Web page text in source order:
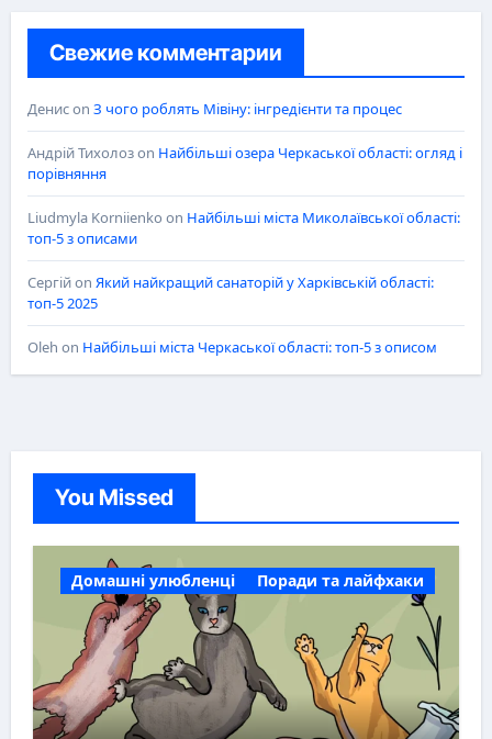
Свежие комментарии
Денисon З чого роблять Мівіну: інгредієнти та процес
Андрій Тихолозon Найбільші озера Черкаської області: огляд і
порівняння
Liudmyla Korniienko on Найбільші міста Миколаївської області:
топ-5 з описами
Сергійon Який найкращий санаторій у Харківській області:
топ-5 2025
Oleh on Найбільші міста Черкаської області: топ-5 з описом
You Missed
Домашні улюбленці Поради та лайфхаки